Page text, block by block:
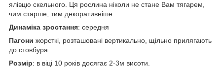
ялівцю скельного. Ця рослина ніколи не стане Вам тягарем,
чим старше, тим декоративніше.
Динаміка зростання: середня
Пагони жорсткі, розташовані вертикально, щільно прилягають
до стовбура.
Розмір: в віці 10 років досягає 2-3м висоти.